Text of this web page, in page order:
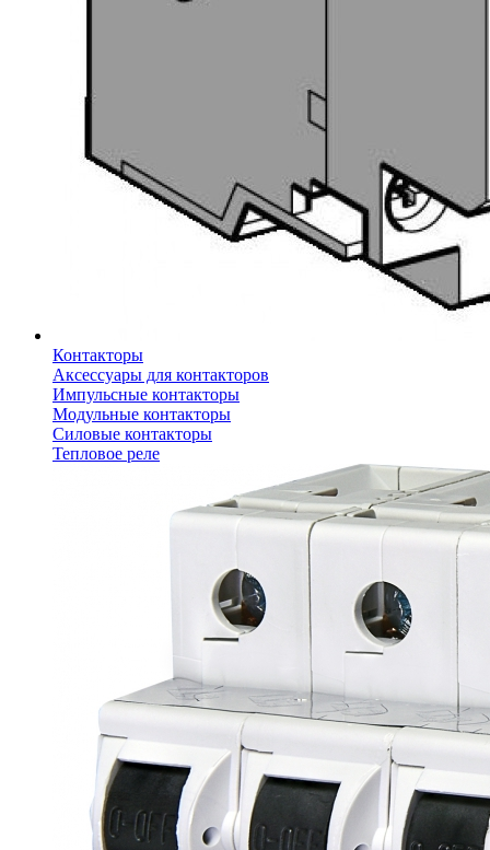
Контакторы
Аксессуары для контакторов
Импульсные контакторы
Модульные контакторы
Силовые контакторы
Тепловое реле